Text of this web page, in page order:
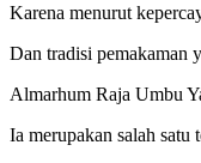
Karena menurut
Dan tradisi pemakaman
Almarhum Raja Umbu
Ia merupakan salah